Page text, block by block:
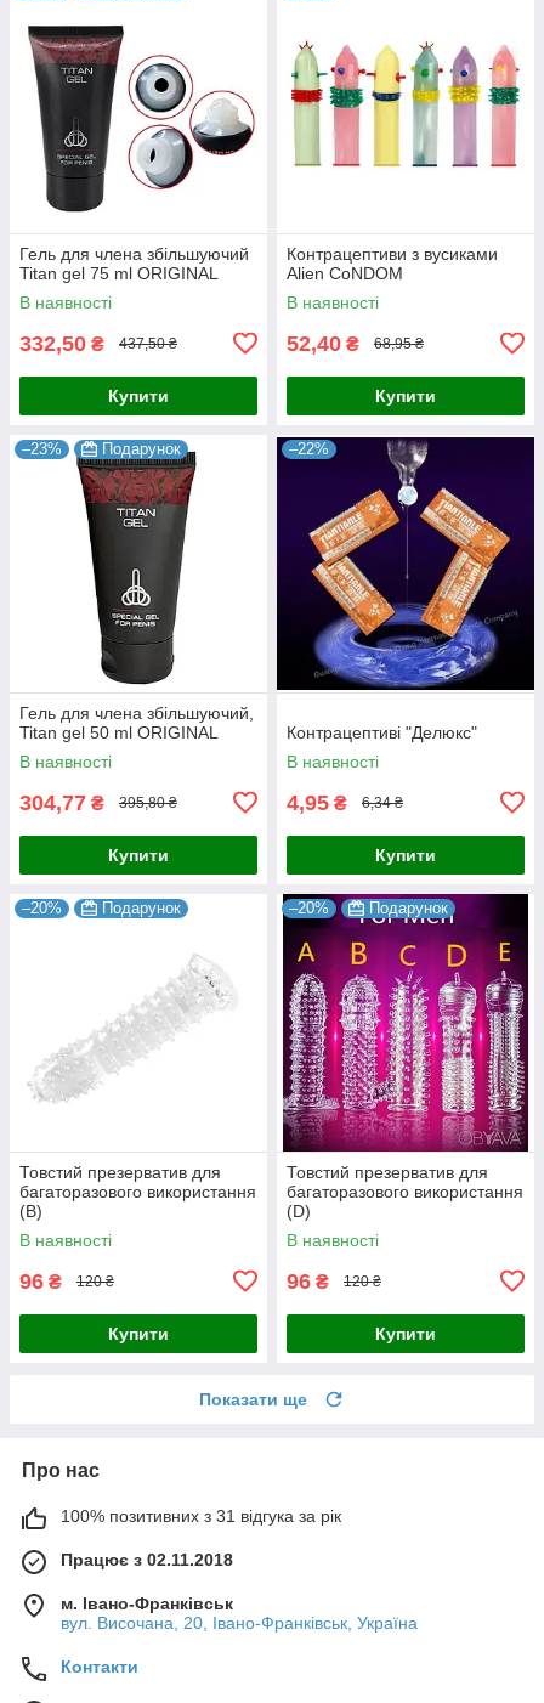
Гель для члена збільшуючий
Titan gel 75 ml ORIGINAL
В наявності
332,50 ₴ 437,50 ₴
Купити
Контрацептиви з вусиками
Alien CoNDOM
В наявності
52,40 ₴ 68,95 ₴
Купити
–23% Подарунок
Гель для члена збільшуючий,
Titan gel 50 ml ORIGINAL
В наявності
304,77 ₴ 395,80 ₴
Купити
–22%
Контрацептиві "Делюкс"
В наявності
4,95 ₴ 6,34 ₴
Купити
–20% Подарунок
Товстий презерватив для
багаторазового використання
(B)
В наявності
96 ₴ 120 ₴
Купити
–20% Подарунок
Товстий презерватив для
багаторазового використання
(D)
В наявності
96 ₴ 120 ₴
Купити
Показати ще
Про нас
100% позитивних з 31 відгука за рік
Працює з 02.11.2018
м. Івано-Франківськ
вул. Височана, 20, Івано-Франківськ, Україна
Контакти